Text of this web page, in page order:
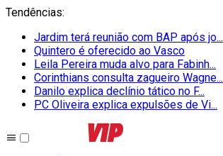
Tendências:
Jardim terá reunião com BAP após jo...
Quintero é oferecido ao Vasco
Leila Pereira muda alvo para Fabinh...
Corinthians consulta zagueiro Wagne...
Danilo explica declínio tático no F...
PC Oliveira explica expulsões de Vi...